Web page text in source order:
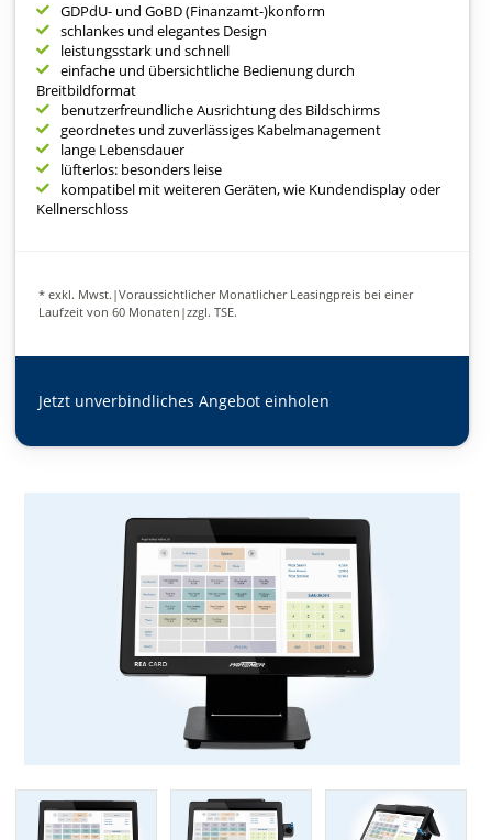
GDPdU- und GoBD (Finanzamt-)konform
schlankes und elegantes Design
leistungsstark und schnell
einfache und übersichtliche Bedienung durch
Breitbildformat
benutzerfreundliche Ausrichtung des Bildschirms
geordnetes und zuverlässiges Kabelmanagement
lange Lebensdauer
lüfterlos: besonders leise
kompatibel mit weiteren Geräten, wie Kundendisplay oder
Kellnerschloss
* exkl. Mwst.|Voraussichtlicher Monatlicher Leasingpreis bei einer
Laufzeit von 60 Monaten|zzgl. TSE.
Jetzt unverbindliches Angebot einholen